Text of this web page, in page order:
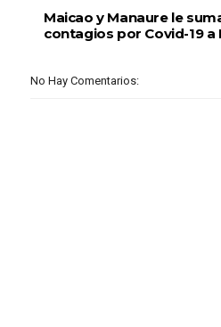
Maicao y Manaure le
contagios por Covid-19 a
No Hay Comentarios: